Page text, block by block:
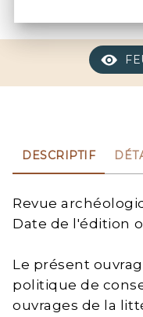
DESCRIPTIF
Revue
Date de l'édition
Le présent
politique de
ouvrages de la